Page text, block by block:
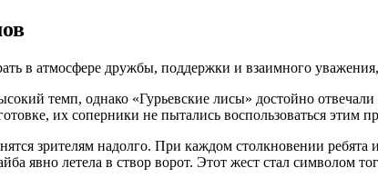
в атмосфере дружбы, поддержки и взаимного
темп, однако «Гурьевские лисы» достойно
их соперники не пытались воспользоваться этим
зрителям надолго. При каждом столкновении ребята
явно летела в створ ворот. Этот жест стал символом